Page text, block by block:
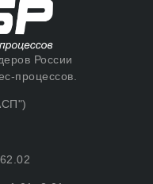
России
процессов.